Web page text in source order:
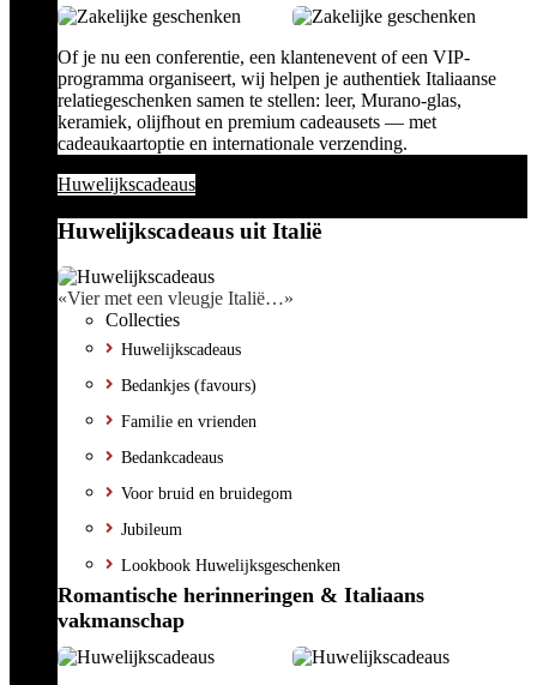
Of je nu een conferentie, een klantenevent of een VIP-
programma organiseert, wij helpen je authentiek Italiaanse
relatiegeschenken samen te stellen: leer, Murano-glas,
keramiek, olijfhout en premium cadeausets — met
cadeaukaartoptie en internationale verzending.
Huwelijkscadeaus
Huwelijkscadeaus uit Italië
«Vier met een vleugje Italië…»
Collecties
Huwelijkscadeaus
Bedankjes (favours)
Familie en vrienden
Bedankcadeaus
Voor bruid en bruidegom
Jubileum
Lookbook Huwelijksgeschenken
Romantische herinneringen & Italiaans
vakmanschap